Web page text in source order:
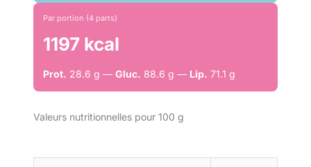
Par portion (4 parts)
1197 kcal
Prot. 28.6 g — Gluc. 88.6 g — Lip. 71.1 g
Valeurs nutritionnelles pour 100 g